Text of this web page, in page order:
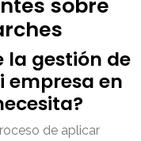
sobre
la gestión de
empresa en
de aplicar